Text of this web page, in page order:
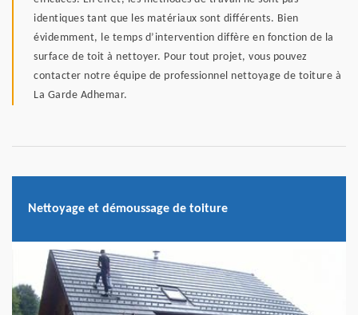
identiques tant que les matériaux sont différents. Bien
évidemment, le temps d’intervention diffère en fonction de la
surface de toit à nettoyer. Pour tout projet, vous pouvez
contacter notre équipe de professionnel nettoyage de toiture à
La Garde Adhemar.
Nettoyage et démoussage de toiture